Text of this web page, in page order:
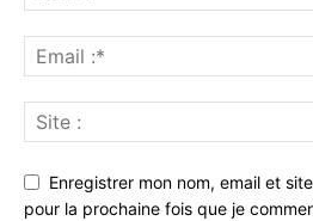
Enregistrer mon nom, email et
pour la prochaine fois que je